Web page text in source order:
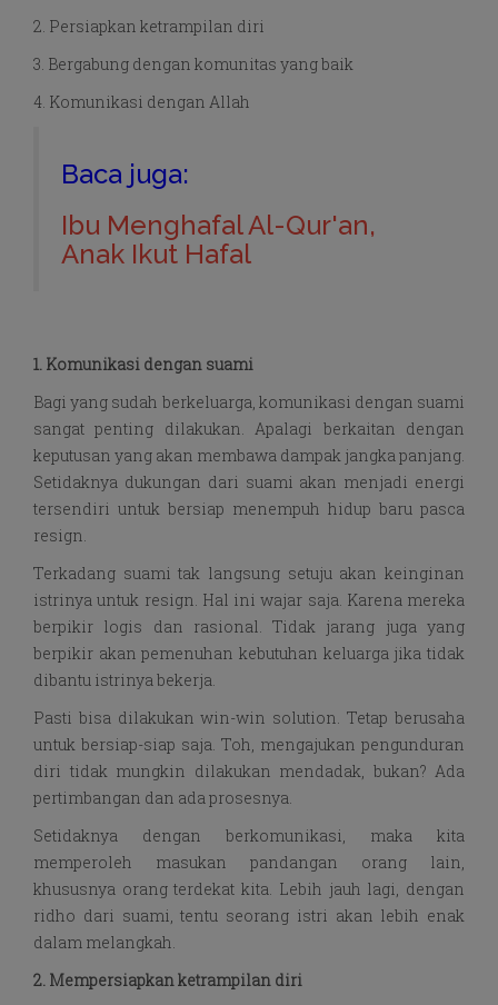
2. Persiapkan ketrampilan diri
3. Bergabung dengan komunitas yang baik
4. Komunikasi dengan Allah
Baca juga:
Ibu Menghafal Al-Qur'an,
Anak Ikut Hafal
1. Komunikasi dengan suami
Bagi yang sudah berkeluarga, komunikasi dengan suami
sangat penting dilakukan. Apalagi berkaitan dengan
keputusan yang akan membawa dampak jangka panjang.
Setidaknya dukungan dari suami akan menjadi energi
tersendiri untuk bersiap menempuh hidup baru pasca
resign.
Terkadang suami tak langsung setuju akan keinginan
istrinya untuk resign. Hal ini wajar saja. Karena mereka
berpikir logis dan rasional. Tidak jarang juga yang
berpikir akan pemenuhan kebutuhan keluarga jika tidak
dibantu istrinya bekerja.
Pasti bisa dilakukan win-win solution. Tetap berusaha
untuk bersiap-siap saja. Toh, mengajukan pengunduran
diri tidak mungkin dilakukan mendadak, bukan? Ada
pertimbangan dan ada prosesnya.
Setidaknya dengan berkomunikasi, maka kita
memperoleh masukan pandangan orang lain,
khususnya orang terdekat kita. Lebih jauh lagi, dengan
ridho dari suami, tentu seorang istri akan lebih enak
dalam melangkah.
2. Mempersiapkan ketrampilan diri